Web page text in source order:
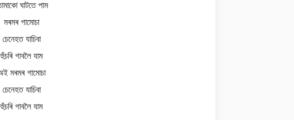
ঘাটতে পাম
মৰমৰ গামোচা
চেনেহত যাচিবা
হুঁচৰি গাবলৈ যাম
মৰমৰ গামোচা
চেনেহত যাচিবা
হুঁচৰি গাবলৈ যাম